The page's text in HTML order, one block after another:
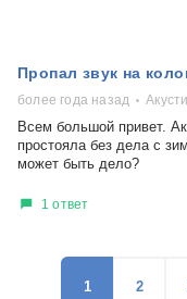
Пропал звук на
более года назад
Всем большой привет.
простояла без дела с
может быть дело?
1 ответ
1 2